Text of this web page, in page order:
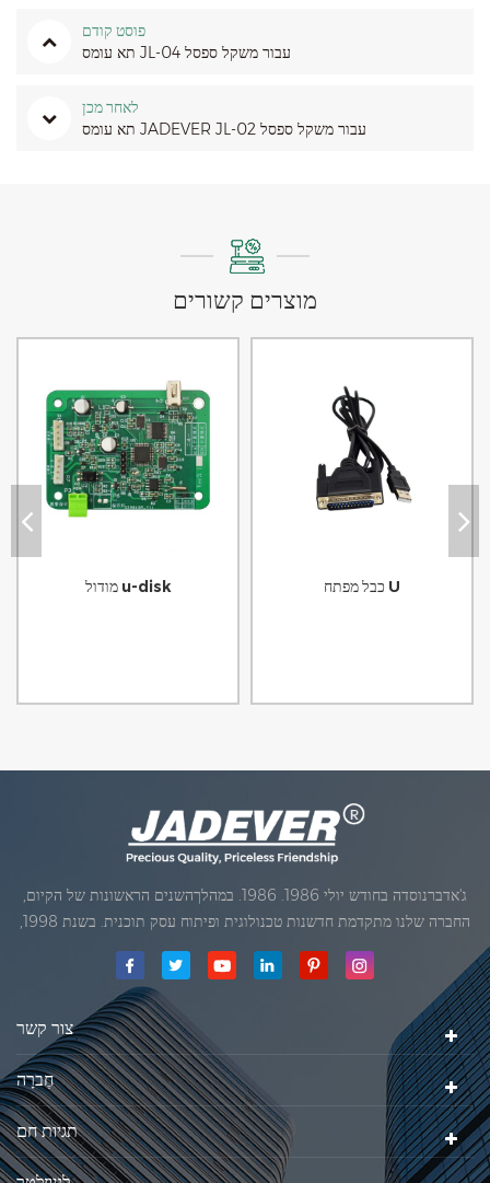
פוסט קודם
תא עומס JL-04 עבור משקל ספסל
לאחר מכן
תא עומס JADEVER JL-02 עבור משקל ספסל
מוצרים קשורים
מודול u-disk כבל מפתח U
ג'אדברנוסדה בחודש יולי 1986. 1986. במהלךהשנים הראשונות של הקיום,
החברה שלנו מתקדמת חדשנות טכנולוגית ופיתוח עסק תוכנית. בשנת 1998,
החברה שלנו השיגה את המטרה האיכותי, כאשר הראשון של המוצרים שלנו
ג'אדברסולם ושות 'בע"מהיה
צור קשר
חֶברָה
תגיות חם